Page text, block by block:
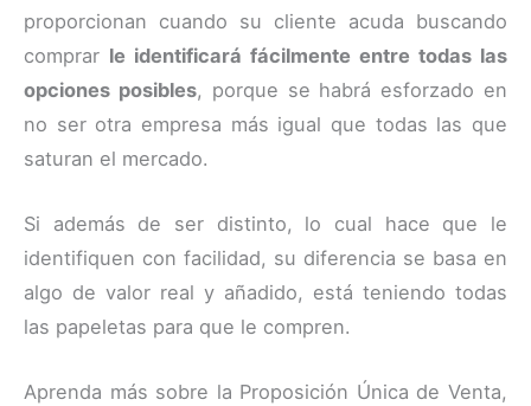
proporcionan cuando su cliente acuda buscando
comprar le identificará fácilmente entre todas las
opciones posibles, porque se habrá esforzado en
no ser otra empresa más igual que todas las que
saturan el mercado.
Si además de ser distinto, lo cual hace que le
identifiquen con facilidad, su diferencia se basa en
algo de valor real y añadido, está teniendo todas
las papeletas para que le compren.
Aprenda más sobre la Proposición Única de Venta,